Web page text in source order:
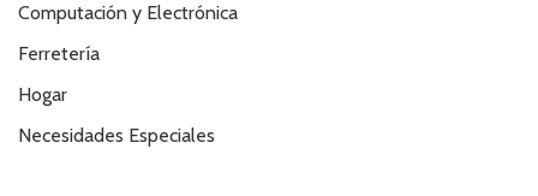
Computación y Electrónica
Ferretería
Hogar
Necesidades Especiales